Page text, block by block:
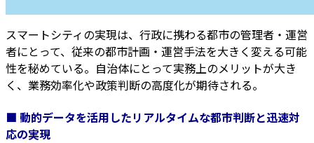
スマートシティの実現は、行政に携わる都市の管理者・運営
者にとって、従来の都市計画・運営手法を大きく変える可能
性を秘めている。自治体にとって実務上のメリットが大き
く、業務効率化や政策判断の高度化が期待される。
■ 動的データを活用したリアルタイムな都市判断と迅速対
応の実現